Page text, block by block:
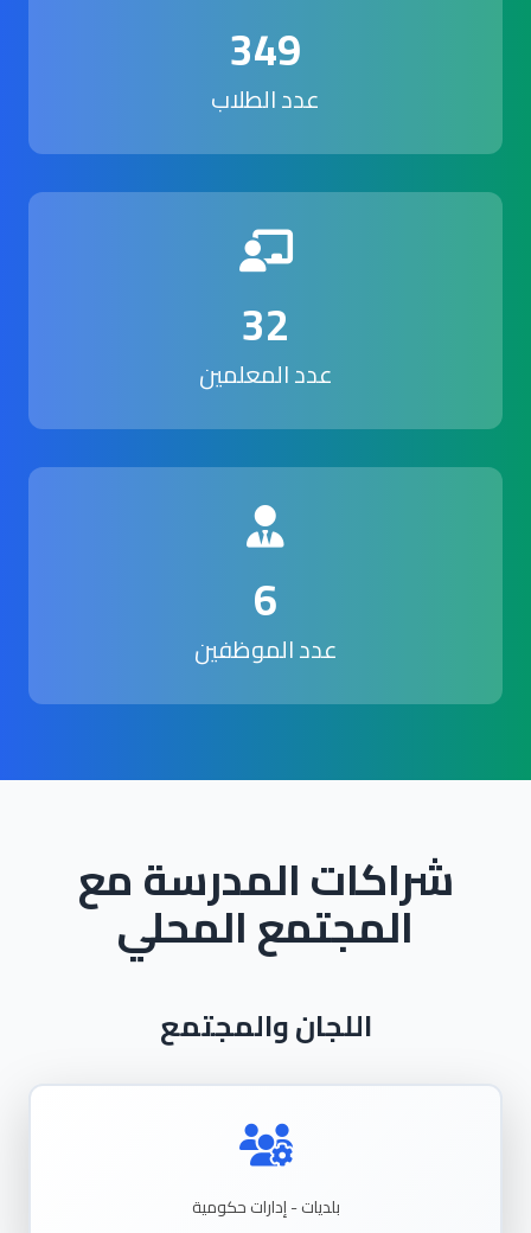
349
عدد الطلاب
32
عدد المعلمين
6
عدد الموظفين
شراكات المدرسة مع
المجتمع المحلي
اللجان والمجتمع
بلديات - إدارات حكومية